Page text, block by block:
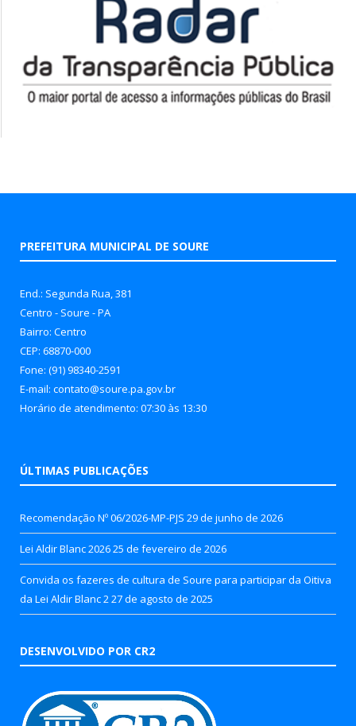
PREFEITURA MUNICIPAL DE SOURE
End.: Segunda Rua, 381
Centro - Soure - PA
Bairro: Centro
CEP: 68870-000
Fone: (91) 98340-2591
E-mail: contato@soure.pa.gov.br
Horário de atendimento: 07:30 às 13:30
ÚLTIMAS PUBLICAÇÕES
Recomendação Nº 06/2026-MP-PJS 29 de junho de 2026
Lei Aldir Blanc 202625 de fevereiro de 2026
Convida os fazeres de cultura de Soure para participar da Oitiva
da Lei Aldir Blanc 2 27 de agosto de 2025
DESENVOLVIDO POR CR2